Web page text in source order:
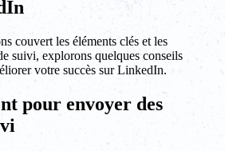
couvert les éléments clés et les
suivi, explorons quelques conseils
votre succès sur LinkedIn.
pour envoyer des